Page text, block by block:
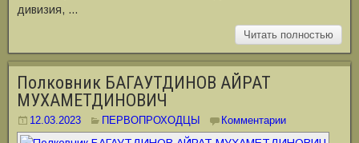
дивизия, …
Читать полностью
Полковник БАГАУТДИНОВ АЙРАТ
МУХАМЕТДИНОВИЧ
12.03.2023 ПЕРВОПРОХОДЦЫ Комментарии